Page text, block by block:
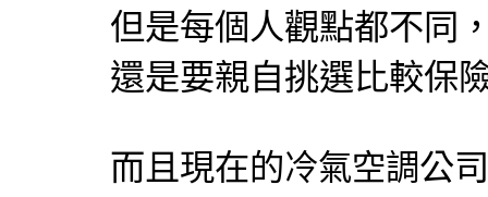
但是每個人觀點都不同
還是要親自挑選比較保
而且現在的冷氣空調公